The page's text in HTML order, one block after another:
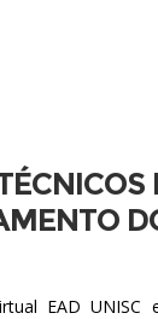
EAD UNISC